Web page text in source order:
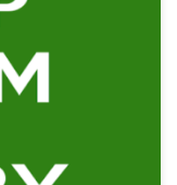
è tutta
tutti. Ognuno canta
Dei Miracoli, a